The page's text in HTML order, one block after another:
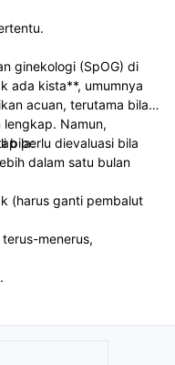
ginekologi (SpOG) di
ada kista**, umumnya
acuan, terutama bila
Namun,
perlu dievaluasi bila
bila:
dalam satu bulan
(harus ganti pembalut
menerus,